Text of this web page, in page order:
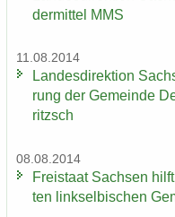
der­mit­tel MMS
11.08.2014
Lan­des­di­rek­ti­on
rung der Ge­mein­de
ritzsch
08.08.2014
Frei­staat Sach­sen
ten linksel­bi­schen